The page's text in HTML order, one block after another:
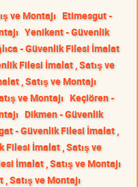
ve Montajı Etimesgut -
Yenikent - Güvenlik
- Güvenlik Filesi İmalat
Filesi İmalat , Satış ve
, Satış ve Montajı
ve Montajı Keçiören -
Dikmen - Güvenlik
- Güvenlik Filesi İmalat ,
Filesi İmalat , Satış ve
İmalat , Satış ve Montajı
Satış ve Montajı